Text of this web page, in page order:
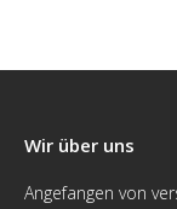
Wir über uns
Angefangen von